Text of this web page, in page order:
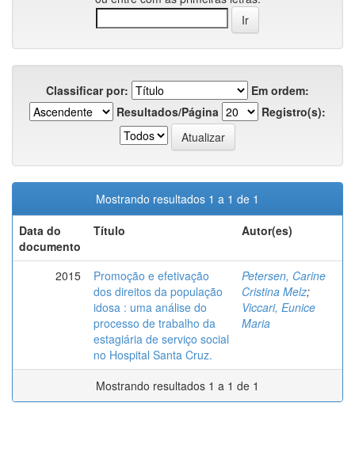
Classificar por:
Em ordem:
Resultados/Página
Registro(s):
Mostrando resultados 1 a 1 de 1
Data do
documento
Título Autor(es)
2015
Promoção e efetivação
dos direitos da população
idosa : uma análise do
processo de trabalho da
estagiária de serviço social
no Hospital Santa Cruz.
Petersen, Carine
Cristina Melz;
Viccari, Eunice
Maria
Mostrando resultados 1 a 1 de 1